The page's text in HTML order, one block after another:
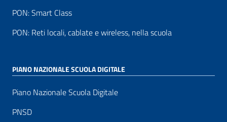
PON: Smart Class
PON: Reti locali, cablate e wireless, nella scuola
PIANO NAZIONALE SCUOLA DIGITALE
Piano Nazionale Scuola Digitale
PNSD